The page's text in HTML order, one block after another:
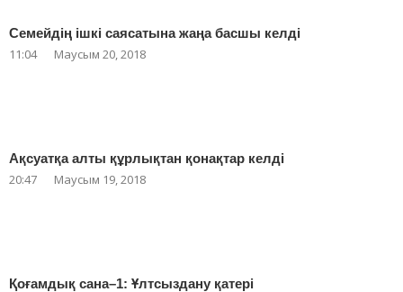
Семейдің ішкі саясатына жаңа басшы келді
11:04 Маусым 20, 2018
Ақсуатқа алты құрлықтан қонақтар келді
20:47 Маусым 19, 2018
Қоғамдық сана–1: Ұлтсыздану қатері